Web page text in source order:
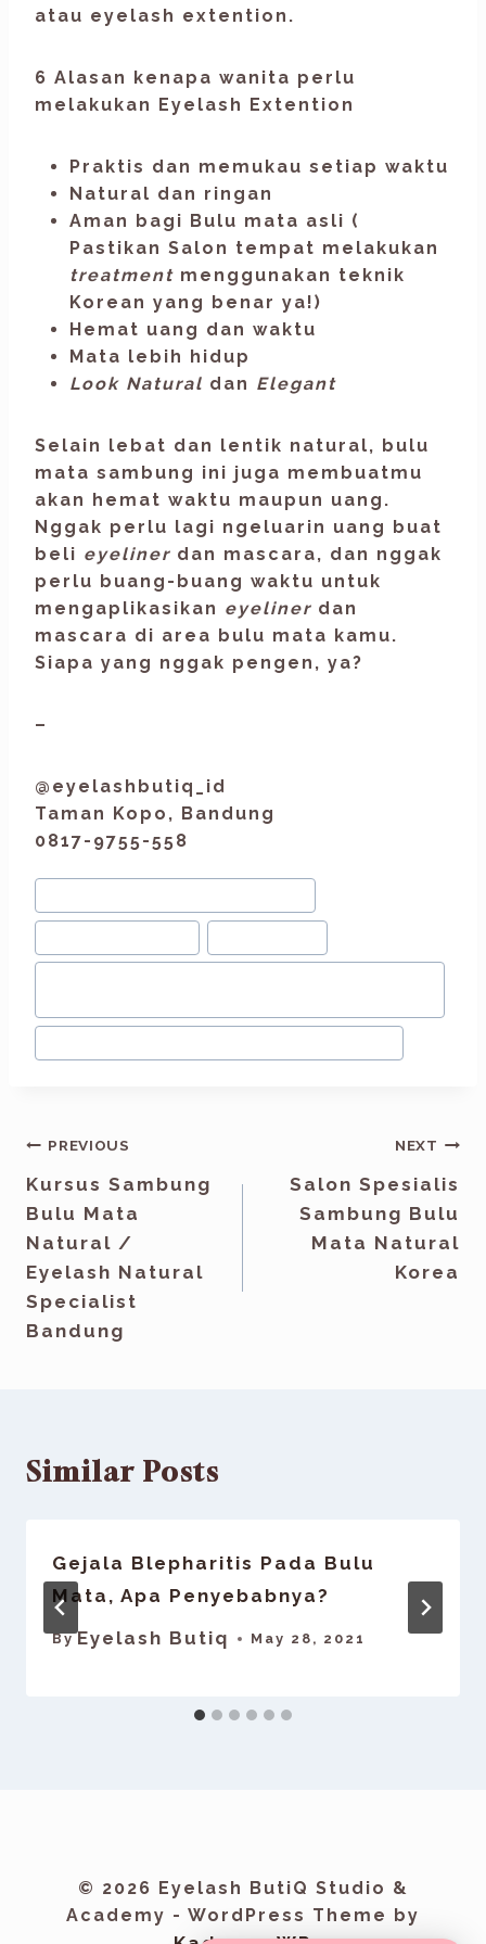
atau eyelash extention.
6 Alasan kenapa wanita perlu
melakukan Eyelash Extention
Praktis dan memukau setiap waktu
Natural dan ringan
Aman bagi Bulu mata asli (
Pastikan Salon tempat melakukan
treatment menggunakan teknik
Korean yang benar ya!)
Hemat uang dan waktu
Mata lebih hidup
Look Natural dan Elegant
Selain lebat dan lentik natural, bulu
mata sambung ini juga membuatmu
akan hemat waktu maupun uang.
Nggak perlu lagi ngeluarin uang buat
beli eyeliner dan mascara, dan nggak
perlu buang-buang waktu untuk
mengaplikasikan eyeliner dan
mascara di area bulu mata kamu.
Siapa yang nggak pengen, ya?
–
@eyelashbutiq_id
Taman Kopo, Bandung
0817-9755-558
PREVIOUS
Kursus Sambung
Bulu Mata
Natural /
Eyelash Natural
Specialist
Bandung
NEXT
Salon Spesialis
Sambung Bulu
Mata Natural
Korea
Similar Posts
Gejala Blepharitis Pada Bulu
Mata, Apa Penyebabnya?
By Eyelash Butiq May 28, 2021
© 2026 Eyelash ButiQ Studio &
Academy - WordPress Theme by